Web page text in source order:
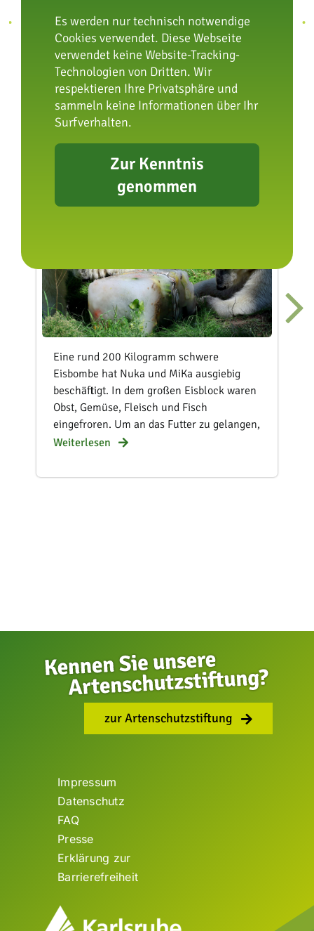
Eine rund 200 Kilogramm schwere
Eisbombe hat Nuka und MiKa ausgiebig
beschäftigt. In dem großen Eisblock waren
Obst, Gemüse, Fleisch und Fisch
eingefroren. Um an das Futter zu gelangen,
mussten unsere beiden Eisbären ihre
einsetzen und dabei einiges an Ausdauer
geistig. Eisbomben gibt es bei uns in
unregelmäßigen Abständen, […]
Weiterlesen
zur Artenschutzstiftung
Impressum
Datenschutz
FAQ
Presse
Erklärung zur
Barrierefreiheit
Es werden nur technisch notwendige
Cookies verwendet. Diese Webseite
verwendet keine Website-Tracking-
Technologien von Dritten. Wir
respektieren Ihre Privatsphäre und
sammeln keine Informationen über Ihr
Surfverhalten.
Zur Kenntnis
genommen